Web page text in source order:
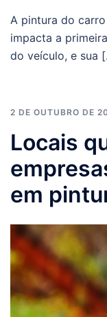
A pintura do
impacta a
do veículo, e sua
2 DE OUTUBRO DE
Locais
em